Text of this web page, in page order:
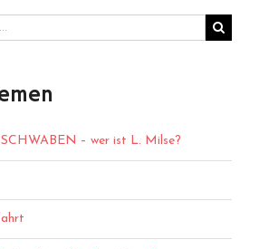
– wer ist L. Milse?